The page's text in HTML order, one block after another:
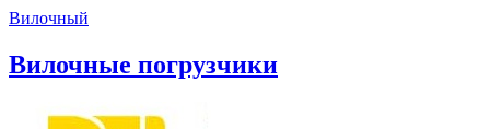
Вилочный
Вилочные погрузчики